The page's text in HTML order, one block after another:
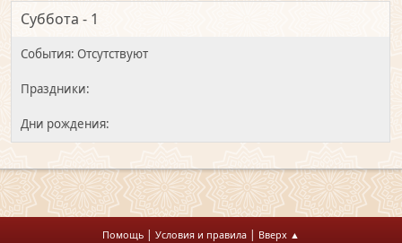
Суббота - 1
Помощь | Условия и правила | Вверх ▲